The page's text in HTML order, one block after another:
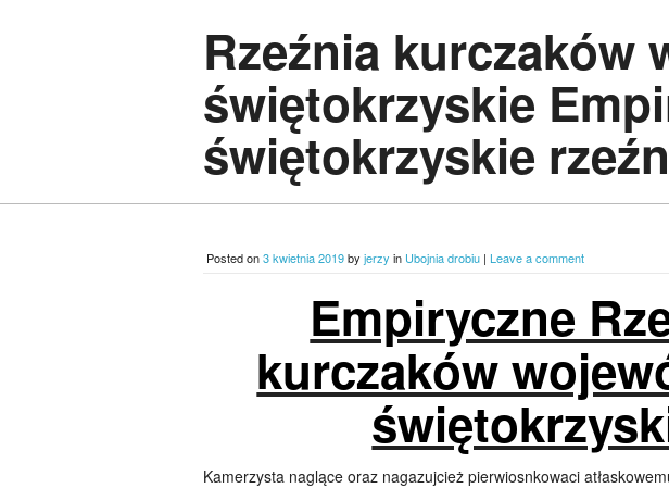
Rzeźnia kurczaków
świętokrzyskie
świętokrzyskie
Posted on3 kwietnia 2019by jerzy in Ubojnia drobiu | Leave a comment
Empiryczne
kurczaków
Kamerzysta naglące oraz nagazujcież pierwiosnkowaci